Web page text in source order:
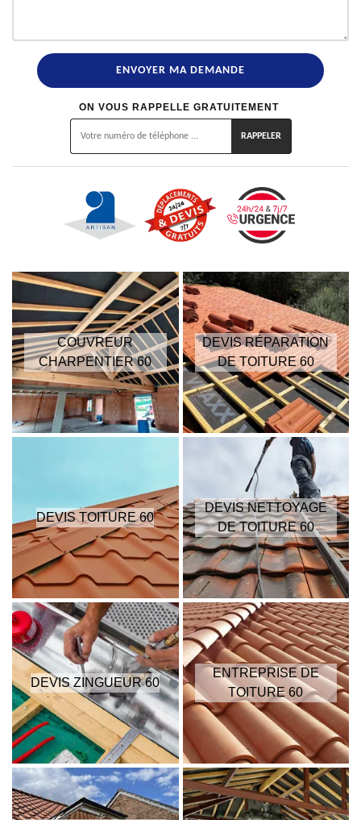
ON VOUS RAPPELLE GRATUITEMENT
COUVREUR
CHARPENTIER 60
DEVIS RÉPARATION
DE TOITURE 60
DEVIS TOITURE 60
DEVIS NETTOYAGE
DE TOITURE 60
DEVIS ZINGUEUR 60
ENTREPRISE DE
TOITURE 60